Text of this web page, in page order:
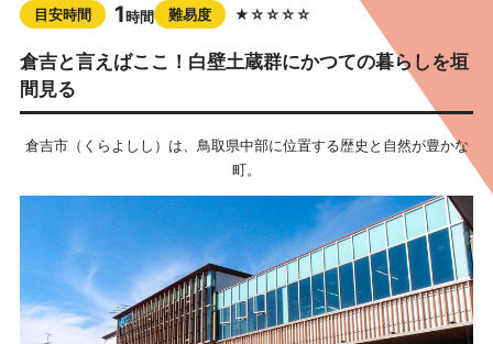
目安時間
1時間 難易度 ★☆☆☆☆
倉吉と言えばここ！白壁土蔵群にかつての暮らしを垣
間見る
倉吉市（くらよしし）は、鳥取県中部に位置する歴史と自然が豊かな
町。